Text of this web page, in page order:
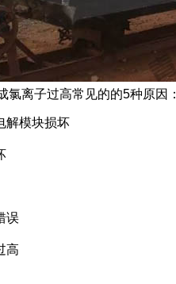
氯离子过高常见的的5种原因：
解模块损坏
误
高